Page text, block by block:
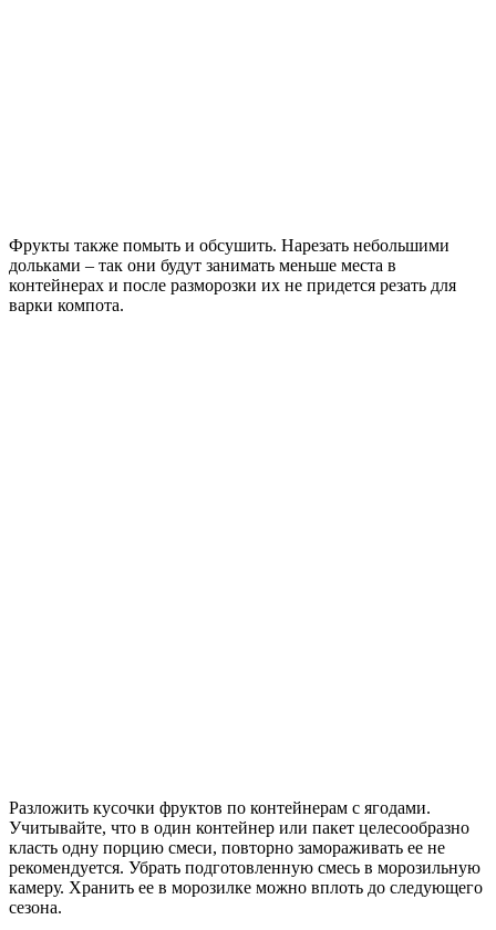
Фрукты также помыть и обсушить. Нарезать небольшими
дольками – так они будут занимать меньше места в
контейнерах и после разморозки их не придется резать для
варки компота.
Разложить кусочки фруктов по контейнерам с ягодами.
Учитывайте, что в один контейнер или пакет целесообразно
класть одну порцию смеси, повторно замораживать ее не
рекомендуется. Убрать подготовленную смесь в морозильную
камеру. Хранить ее в морозилке можно вплоть до следующего
сезона.